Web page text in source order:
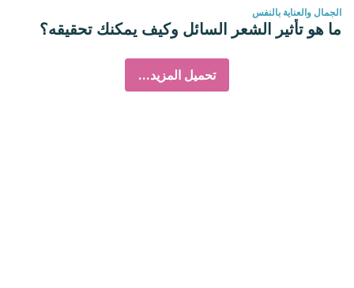
الجمال والعناية بالنفس
ما هو تأثير الشعر السائل وكيف يمكنك تحقيقه؟
تحميل المزيد...